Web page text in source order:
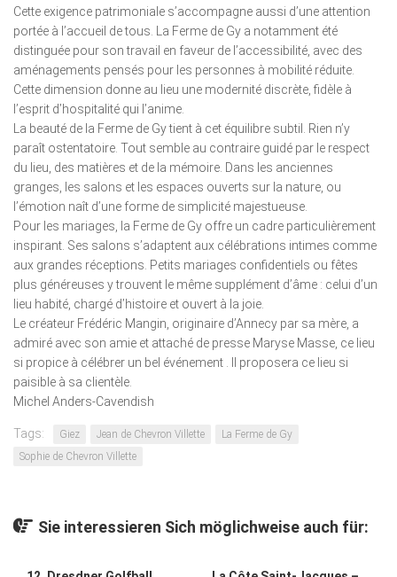
Cette exigence patrimoniale s’accompagne aussi d’une attention
portée à l’accueil de tous. La Ferme de Gy a notamment été
distinguée pour son travail en faveur de l’accessibilité, avec des
aménagements pensés pour les personnes à mobilité réduite.
Cette dimension donne au lieu une modernité discrète, fidèle à
l’esprit d’hospitalité qui l’anime.
La beauté de la Ferme de Gy tient à cet équilibre subtil. Rien n’y
paraît ostentatoire. Tout semble au contraire guidé par le respect
du lieu, des matières et de la mémoire. Dans les anciennes
granges, les salons et les espaces ouverts sur la nature, ou
l’émotion naît d’une forme de simplicité majestueuse.
Pour les mariages, la Ferme de Gy offre un cadre particulièrement
inspirant. Ses salons s’adaptent aux célébrations intimes comme
aux grandes réceptions. Petits mariages confidentiels ou fêtes
plus généreuses y trouvent le même supplément d’âme : celui d’un
lieu habité, chargé d’histoire et ouvert à la joie.
Le créateur Frédéric Mangin, originaire d’Annecy par sa mère, a
admiré avec son amie et attaché de presse Maryse Masse, ce lieu
si propice à célébrer un bel événement . Il proposera ce lieu si
paisible à sa clientèle.
Michel Anders-Cavendish
Tags: Giez Jean de Chevron Villette
La Ferme de Gy
Sophie de Chevron Villette
Sie interessieren Sich möglichweise auch für: